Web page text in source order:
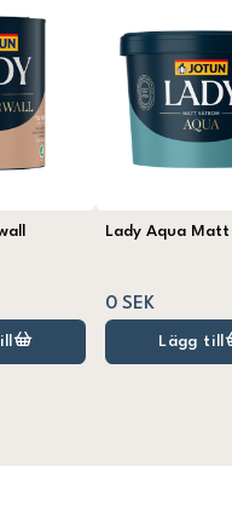
Lady Aqua Matt
0 SEK
Lägg till